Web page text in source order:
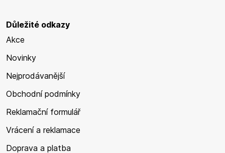
Důležité odkazy
Akce
Novinky
Nejprodávanější
Obchodní podmínky
Reklamační formulář
Vrácení a reklamace
Doprava a platba